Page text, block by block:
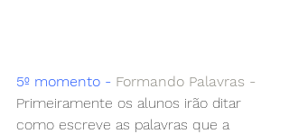
5º momento - Formando Palavras -
Primeiramente os alunos irão ditar
como escreve as palavras que a